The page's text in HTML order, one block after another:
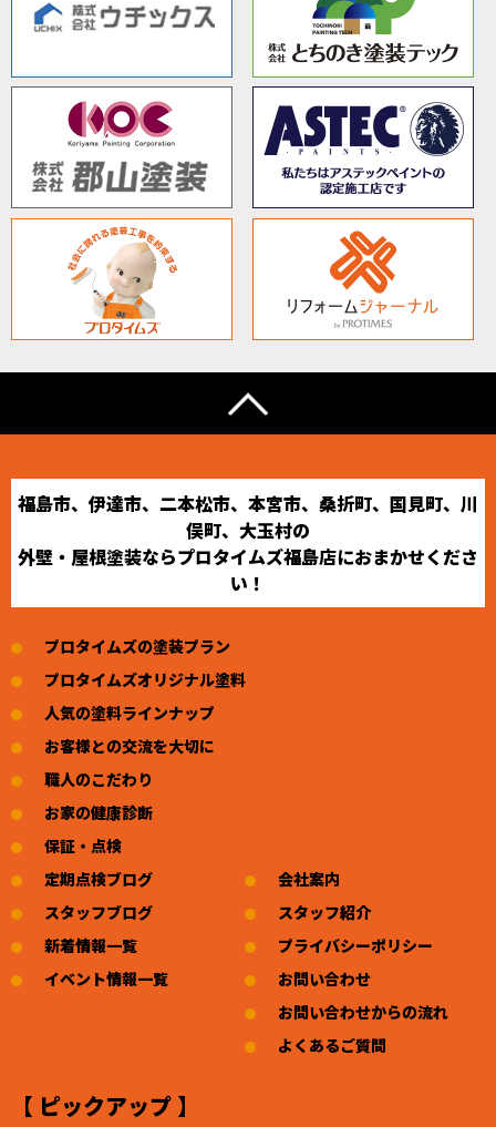
福島市、伊達市、二本松市、本宮市、桑折町、国見町、川
俣町、大玉村の
外壁・屋根塗装ならプロタイムズ福島店におまかせくださ
い！
プロタイムズの塗装プラン
プロタイムズオリジナル塗料
人気の塗料ラインナップ
お客様との交流を大切に
職人のこだわり
お家の健康診断
保証・点検
定期点検ブログ
スタッフブログ
新着情報一覧
イベント情報一覧
会社案内
スタッフ紹介
プライバシーポリシー
お問い合わせ
お問い合わせからの流れ
よくあるご質問
【 ピックアップ 】